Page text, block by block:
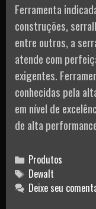
Ferramenta
construções,
entre outros, a
atende com
exigentes.
conhecidas pela
em nível de
de alta
Categories
Produtos
Tags
Dewalt
Deixe seu